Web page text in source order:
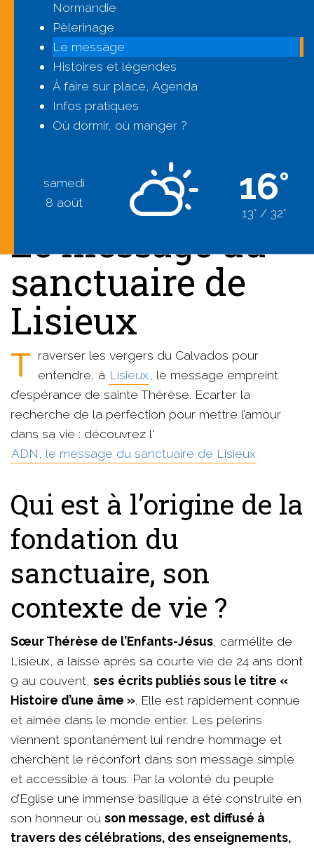
Le message du
sanctuaire de
Lisieux
Traverser les vergers du Calvados pour entendre, à Lisieux, le message empreint
d’espérance de sainte Thérèse. Ecarter la
recherche de la perfection pour mettre l’amour
dans sa vie : découvrez l'
ADN, le message du sanctuaire de Lisieux
Qui est à l’origine de la
fondation du
sanctuaire, son
contexte de vie ?
Sœur Thérèse de l’Enfants-Jésus, carmélite de
Lisieux, a laissé après sa courte vie de 24 ans dont
9 au couvent, ses écrits publiés sous le titre «
Histoire d’une âme ». Elle est rapidement connue
et aimée dans le monde entier. Les pèlerins
viennent spontanément lui rendre hommage et
cherchent le réconfort dans son message simple
et accessible à tous. Par la volonté du peuple
d’Eglise une immense basilique a été construite en
son honneur où son message, est diffusé à
travers des célébrations, des enseignements,
Normandie
Pèlerinage
Le message
Histoires et légendes
À faire sur place, Agenda
Infos pratiques
Où dormir, où manger ?
samedi
8 août
16°
13° / 32°